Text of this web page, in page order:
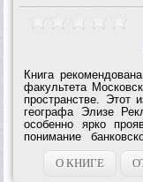
Книга
факультета
пространстве. Этот
географа Элизе
особенно ярко
понимание
историко-
О КНИГЕ